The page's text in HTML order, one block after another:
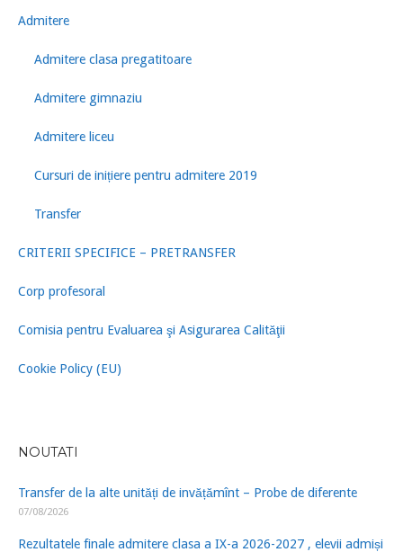
Admitere
Admitere clasa pregatitoare
Admitere gimnaziu
Admitere liceu
Cursuri de inițiere pentru admitere 2019
Transfer
CRITERII SPECIFICE – PRETRANSFER
Corp profesoral
Comisia pentru Evaluarea şi Asigurarea Calităţii
Cookie Policy (EU)
NOUTATI
Transfer de la alte unități de invățămînt – Probe de diferente
07/08/2026
Rezultatele finale admitere clasa a IX-a 2026-2027 , elevii admiși